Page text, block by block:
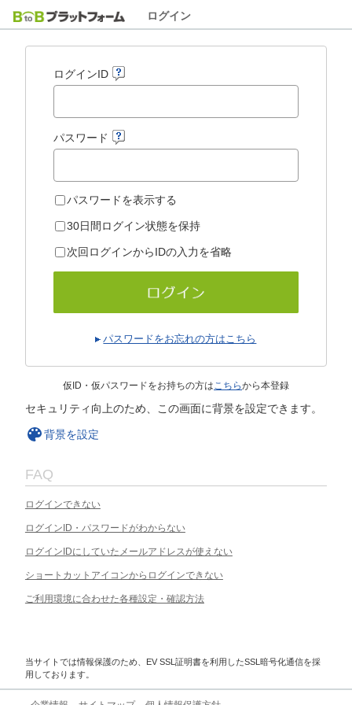
ログイン
ログインID
パスワード
パスワードを表示する
30日間ログイン状態を保持
次回ログインからIDの入力を省略
パスワードをお忘れの方はこちら
仮ID・仮パスワードをお持ちの方はこちらから本登録
セキュリティ向上のため、この画面に背景を設定できます。
背景を設定
FAQ
ログインできない
ログインID・パスワードがわからない
ログインIDにしていたメールアドレスが使えない
ショートカットアイコンからログインできない
ご利用環境に合わせた各種設定・確認方法
当サイトでは情報保護のため、EV SSL証明書を利用したSSL暗号化通信を採
用しております。